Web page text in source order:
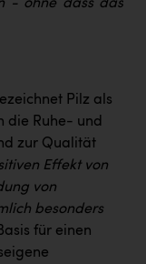
- ohne dass das
Pilz als
die Ruhe- und
zur Qualität
Effekt von
von
besonders
für einen